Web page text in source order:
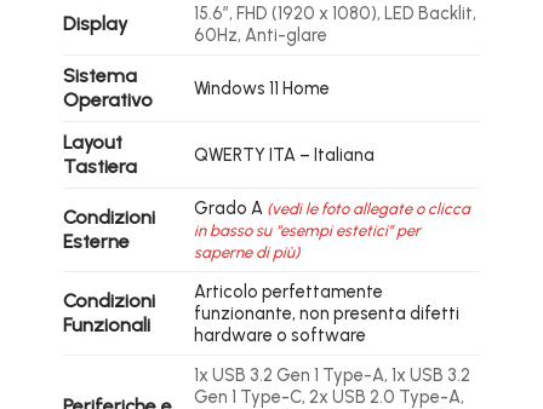
Display
15.6″, FHD (1920 x 1080), LED Backlit,
60Hz, Anti-glare
Sistema
Operativo
Windows 11 Home
Layout
Tastiera
QWERTY ITA – Italiana
Condizioni
Esterne
Grado A (vedi le foto allegate o clicca
in basso su “esempi estetici” per
saperne di più)
Condizioni
Funzionali
Articolo perfettamente
funzionante, non presenta difetti
hardware o software
1x USB 3.2 Gen 1 Type-A, 1x USB 3.2
Gen 1 Type-C, 2x USB 2.0 Type-A,